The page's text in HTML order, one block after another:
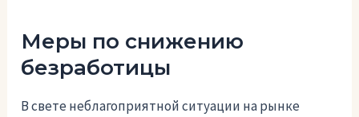
Меры по снижению
безработицы
В свете неблагоприятной ситуации на рынке